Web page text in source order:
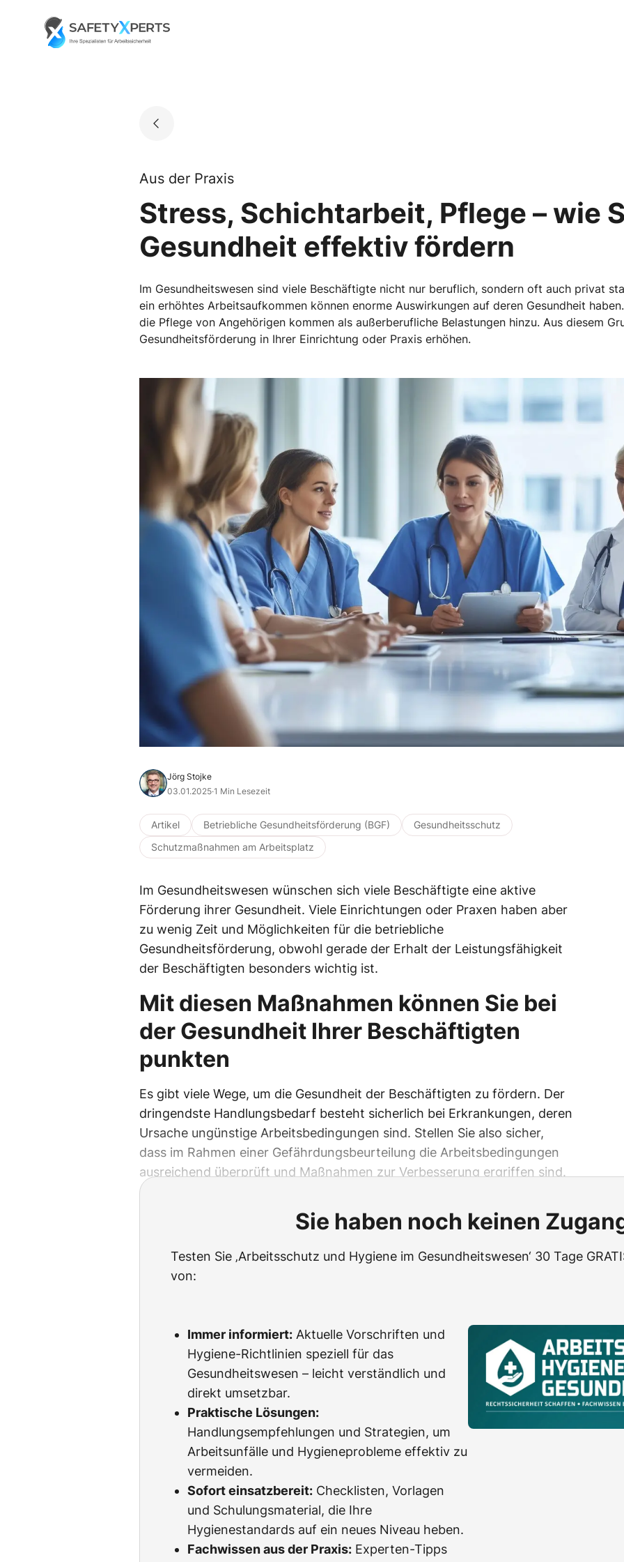
Go to landing page.
Aus der Praxis
Stress, Schichtarbeit, Pflege – wie
Gesundheit effektiv fördern
Im Gesundheitswesen sind viele Beschäftigte nicht nur beruflich, sondern oft auch privat
ein erhöhtes Arbeitsaufkommen können enorme Auswirkungen auf deren Gesundheit
die Pflege von Angehörigen kommen als außerberufliche Belastungen hinzu. Aus diesem
Gesundheitsförderung in Ihrer Einrichtung oder Praxis erhöhen.
Jörg Stojke
03.01.2025·1 Min Lesezeit
Artikel Betriebliche Gesundheitsförderung (BGF)
Gesundheitsschutz
Schutzmaßnahmen am Arbeitsplatz
Im Gesundheitswesen wünschen sich viele Beschäftigte eine aktive
Förderung ihrer Gesundheit. Viele Einrichtungen oder Praxen haben aber
zu wenig Zeit und Möglichkeiten für die betriebliche
Gesundheitsförderung, obwohl gerade der Erhalt der Leistungsfähigkeit
der Beschäftigten besonders wichtig ist.
Mit diesen Maßnahmen können Sie bei
der Gesundheit Ihrer Beschäftigten
punkten
Es gibt viele Wege, um die Gesundheit der Beschäftigten zu fördern. Der
dringendste Handlungsbedarf besteht sicherlich bei Erkrankungen, deren
Ursache ungünstige Arbeitsbedingungen sind. Stellen Sie also sicher,
dass im Rahmen einer Gefährdungsbeurteilung die Arbeitsbedingungen
ausreichend überprüft und Maßnahmen zur Verbesserung ergriffen sind.
Sie haben noch keinen
Testen Sie ‚Arbeitsschutz und Hygiene im Gesundheitswesen‘ 30 Tage
von:
Immer informiert: Aktuelle Vorschriften und
Hygiene-Richtlinien speziell für das
Gesundheitswesen – leicht verständlich und
direkt umsetzbar.
Praktische Lösungen:
Handlungsempfehlungen und Strategien, um
Arbeitsunfälle und Hygieneprobleme effektiv zu
vermeiden.
Sofort einsatzbereit: Checklisten, Vorlagen
und Schulungsmaterial, die Ihre
Hygienestandards auf ein neues Niveau heben.
Fachwissen aus der Praxis: Experten-Tipps